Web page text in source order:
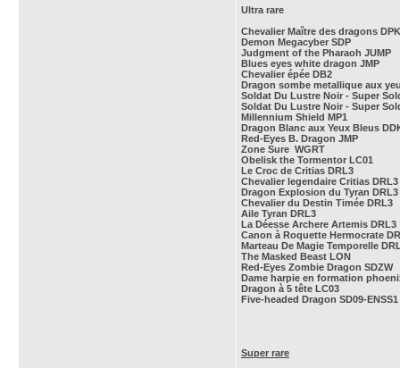
Ultra rare
Chevalier Maître des dragons
Demon Megacyber SDP
Judgment of the Pharaoh JUMP
Blues eyes white dragon JMP
Chevalier épée DB2
Dragon sombe metallique aux
Soldat Du Lustre Noir - Super
Soldat Du Lustre Noir - Super
Millennium Shield MP1
Dragon Blanc aux Yeux Bleus
Red-Eyes B. Dragon JMP
Zone Sure WGRT
Obelisk the Tormentor LC01
Le Croc de Critias DRL3
Chevalier legendaire Critias DRL3
Dragon Explosion du Tyran DRL3
Chevalier du Destin Timée DRL3
Aile Tyran DRL3
La Déesse Archere Artemis DRL3
Canon à Roquette Hermocrate
Marteau De Magie Temporelle
The Masked Beast LON
​Red-Eyes Zombie Dragon
Dame harpie en formation
Dragon à 5 tête LC03
Five-headed Dragon SD09-ENSS1
Super rare